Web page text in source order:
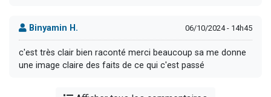
Binyamin H. 06/10/2024 - 14h45
c'est très clair bien raconté merci beaucoup sa me donne
une image claire des faits de ce qui c'est passé